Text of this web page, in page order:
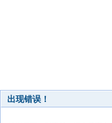
出现错误！